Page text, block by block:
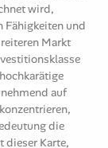
wird,
Fähigkeiten und
Markt
auf
die
dieser Karte,